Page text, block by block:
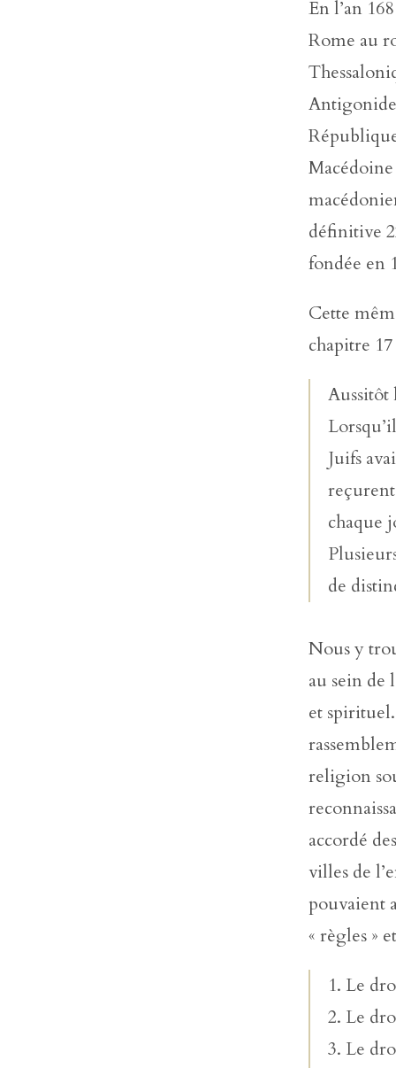
En l’an
Rome au
définitive
fondée en
Cette
chapitre
Aussitôt
Juifs
chaque
de
Nous y
au sein de
et
religion
accordé
villes de
pouvaient
« règles »
1. Le
2. Le
3. Le